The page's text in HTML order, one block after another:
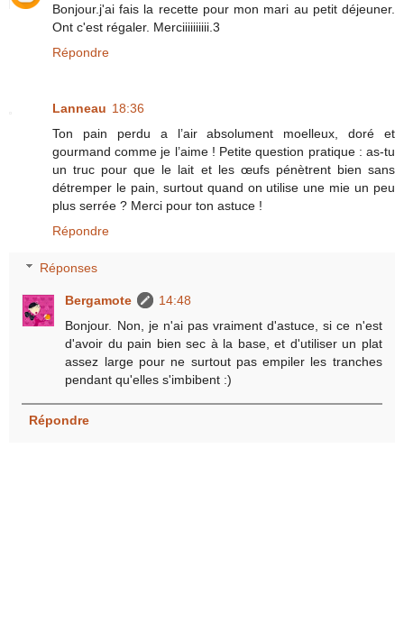
Bonjour.j'ai fais la recette pour mon mari au petit déjeuner.
Ont c'est régaler. Merciiiiiiiiii.3
Répondre
Lanneau 18:36
Ton pain perdu a l’air absolument moelleux, doré et
gourmand comme je l’aime ! Petite question pratique : as-tu
un truc pour que le lait et les œufs pénètrent bien sans
détremper le pain, surtout quand on utilise une mie un peu
plus serrée ? Merci pour ton astuce !
Répondre
Réponses
Bergamote
14:48
Bonjour. Non, je n'ai pas vraiment d'astuce, si ce n'est
d'avoir du pain bien sec à la base, et d'utiliser un plat
assez large pour ne surtout pas empiler les tranches
pendant qu'elles s'imbibent :)
Répondre